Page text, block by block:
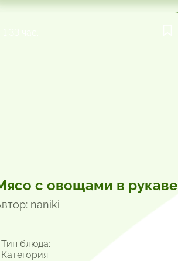
с овощами в рукаве
naniki
блюда: